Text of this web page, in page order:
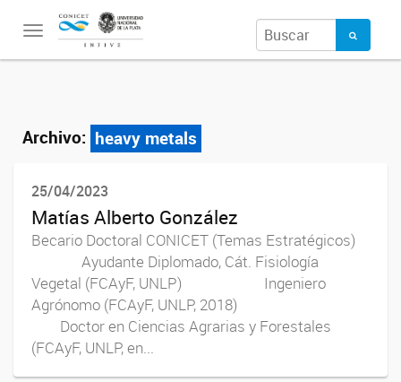
Toggle
navigation
Archivo: heavy metals
25/04/2023
Matías Alberto González
Becario Doctoral CONICET (Temas Estratégicos)
Ayudante Diplomado, Cát. Fisiología
Vegetal (FCAyF, UNLP) Ingeniero
Agrónomo (FCAyF, UNLP, 2018)
Doctor en Ciencias Agrarias y Forestales
(FCAyF, UNLP, en...